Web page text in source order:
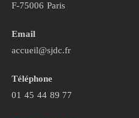
F-75006 Paris
Email
accueil@sjdc.fr
Téléphone
01 45 44 89 77